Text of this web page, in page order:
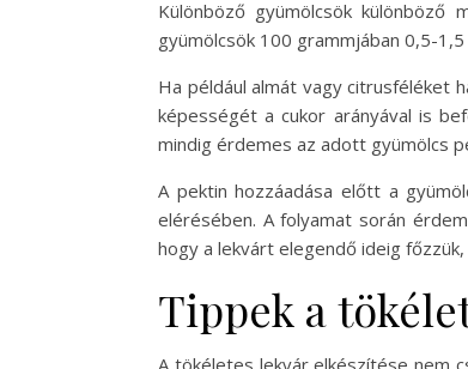
Különböző gyümölcsök
gyümölcsök 100 grammjában 0,5-
Ha például almát vagy citrusféléket
képességét a cukor arányával is
mindig érdemes az adott gyümölcs
A pektin hozzáadása előtt a
elérésében. A folyamat során
hogy a lekvárt elegendő ideig
Tippek a